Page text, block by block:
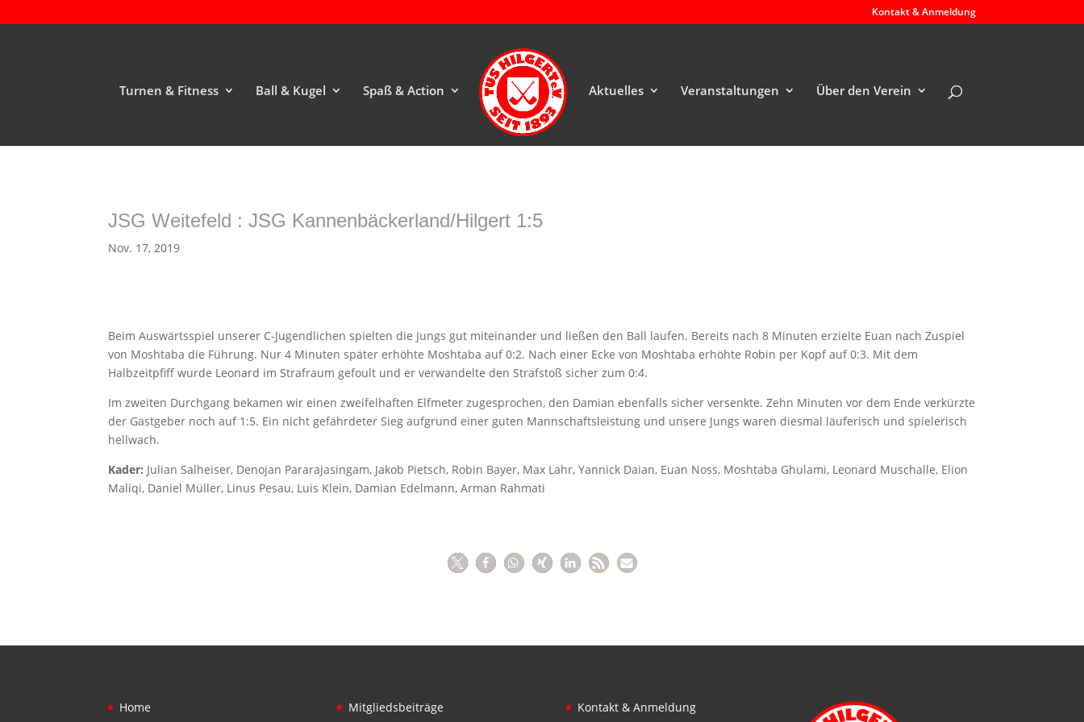
Kontakt & Anmeldung
Turnen & Fitness Ball & Kugel Spaß & Action Aktuelles Veranstaltungen Über den Verein
JSG Weitefeld : JSG Kannenbäckerland/Hilgert 1:5
Nov. 17, 2019
Beim Auswärtsspiel unserer C-Jugendlichen spielten die Jungs gut miteinander und ließen den Ball laufen. Bereits nach 8 Minuten erzielte Euan nach Zuspiel
von Moshtaba die Führung. Nur 4 Minuten später erhöhte Moshtaba auf 0:2. Nach einer Ecke von Moshtaba erhöhte Robin per Kopf auf 0:3. Mit dem
Halbzeitpfiff wurde Leonard im Strafraum gefoult und er verwandelte den Strafstoß sicher zum 0:4.
Im zweiten Durchgang bekamen wir einen zweifelhaften Elfmeter zugesprochen, den Damian ebenfalls sicher versenkte. Zehn Minuten vor dem Ende verkürzte
der Gastgeber noch auf 1:5. Ein nicht gefährdeter Sieg aufgrund einer guten Mannschaftsleistung und unsere Jungs waren diesmal läuferisch und spielerisch
hellwach.
Kader: Julian Salheiser, Denojan Pararajasingam, Jakob Pietsch, Robin Bayer, Max Lahr, Yannick Daian, Euan Noss, Moshtaba Ghulami, Leonard Muschalle, Elion
Maliqi, Daniel Müller, Linus Pesau, Luis Klein, Damian Edelmann, Arman Rahmati
Home Mitgliedsbeiträge Kontakt & Anmeldung